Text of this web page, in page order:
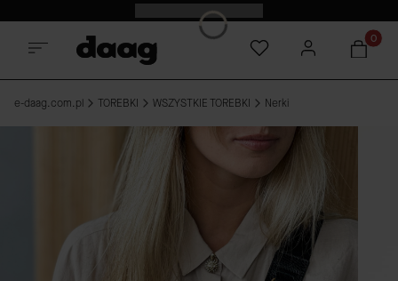
Odkryj nowości -15%
e-daag.com.pl TOREBKI WSZYSTKIE TOREBKI Nerki